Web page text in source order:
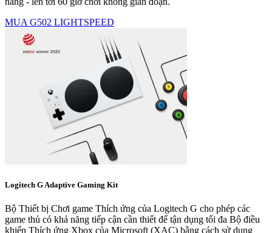
MUA G502 LIGHTSPEED
Logitech G Adaptive Gaming Kit
Bộ Thiết bị Chơi game Thích ứng của Logitech G cho phép các
game thủ có khả năng tiếp cận cần thiết để tận dụng tối đa Bộ điều
khiển Thích ứng Xbox của Microsoft (XAC) bằng cách sử dụng